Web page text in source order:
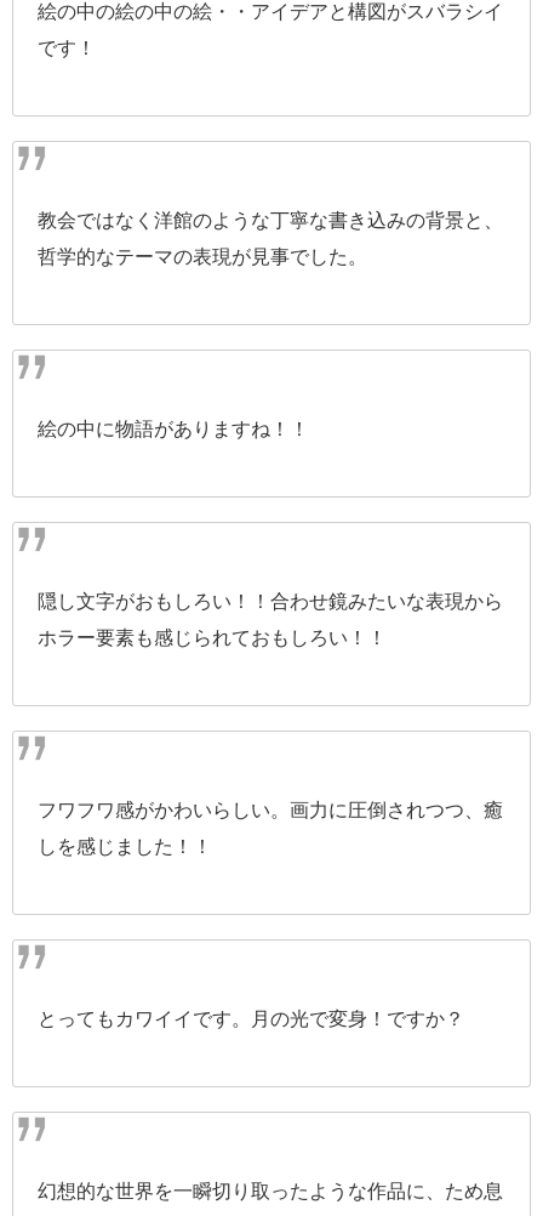
絵の中の絵の中の絵・・アイデアと構図がスバラシイ
です！
教会ではなく洋館のような丁寧な書き込みの背景と、
哲学的なテーマの表現が見事でした。
絵の中に物語がありますね！！
隠し文字がおもしろい！！合わせ鏡みたいな表現から
ホラー要素も感じられておもしろい！！
フワフワ感がかわいらしい。画力に圧倒されつつ、癒
しを感じました！！
とってもカワイイです。月の光で変身！ですか？
幻想的な世界を一瞬切り取ったような作品に、ため息